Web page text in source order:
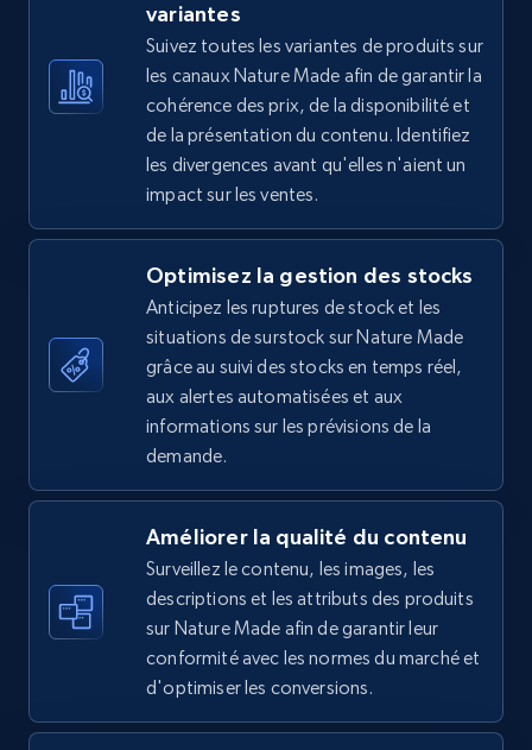
TikTok Shop - Collect TikTok shop products
by keywords search
URL, Title, Available, Description, Currency, Initial
price, Final price, Discount percent, and more.
TikTok Shop - discover records by shop url
URL, Title, Available, Description, Currency, Initial
price, Final price, Discount percent, and more.
668+ Commencer
Amazon sellers info
Seller id, URL, Seller name, Description, Detailed
info, Stars, Feedbacks, Return policy, and more.
378+ Commencer
variantes
Suivez toutes les variantes de produits sur
les canaux Nature Made afin de garantir la
cohérence des prix, de la disponibilité et
de la présentation du contenu. Identifiez
les divergences avant qu'elles n'aient un
impact sur les ventes.
Optimisez la gestion des stocks
Anticipez les ruptures de stock et les
situations de surstock sur Nature Made
grâce au suivi des stocks en temps réel,
aux alertes automatisées et aux
informations sur les prévisions de la
demande.
Améliorer la qualité du contenu
Surveillez le contenu, les images, les
descriptions et les attributs des produits
sur Nature Made afin de garantir leur
conformité avec les normes du marché et
d'optimiser les conversions.